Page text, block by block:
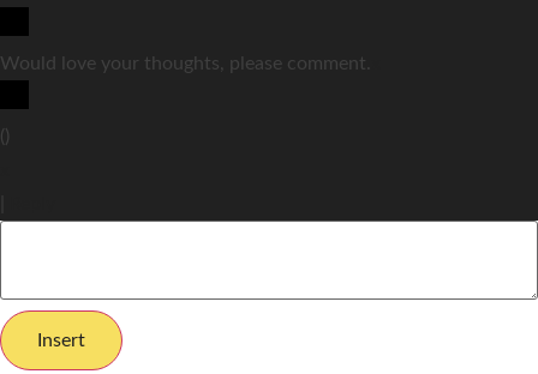
Would love your thoughts, please comment.
()
Insert